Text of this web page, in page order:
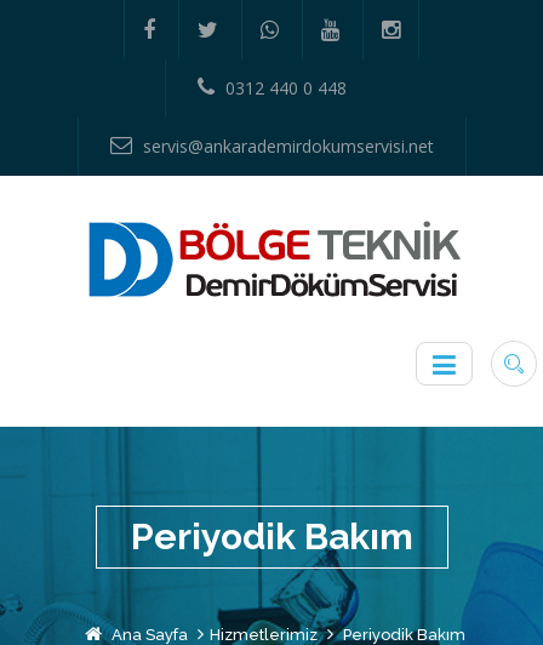
0312 440 0 448
servis@ankarademirdokumservisi.net
Periyodik Bakım
Ana Sayfa Hizmetlerimiz Periyodik Bakım